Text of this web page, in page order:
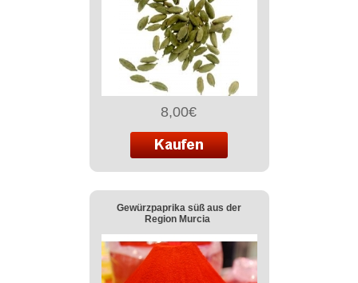
8,00€
Gewürzpaprika süß aus der
Region Murcia